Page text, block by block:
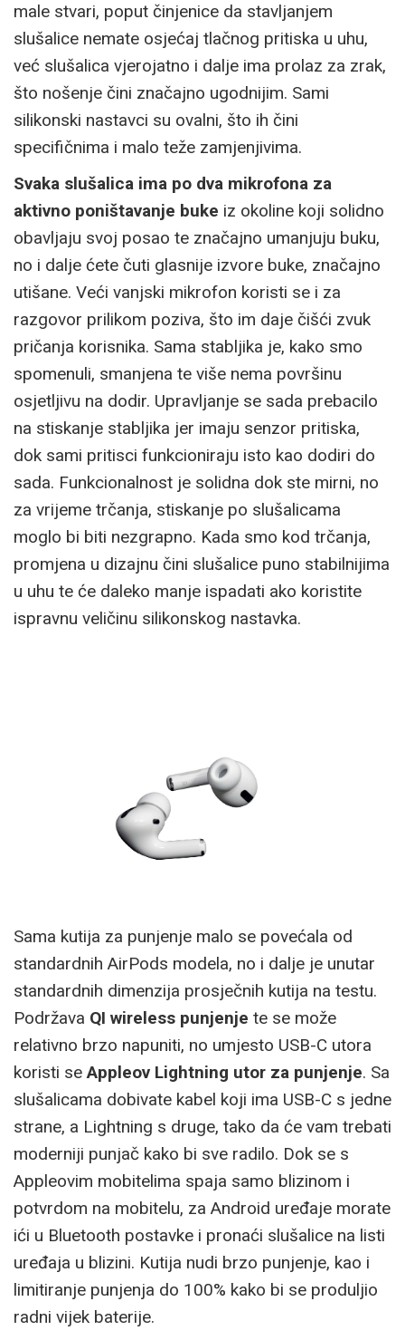
male stvari, poput činjenice da stavljanjem
slušalice nemate osjećaj tlačnog pritiska u uhu,
već slušalica vjerojatno i dalje ima prolaz za zrak,
što nošenje čini značajno ugodnijim. Sami
silikonski nastavci su ovalni, što ih čini
specifičnima i malo teže zamjenjivima.
Svaka slušalica ima po dva mikrofona za
aktivno poništavanje buke iz okoline koji solidno
obavljaju svoj posao te značajno umanjuju buku,
no i dalje ćete čuti glasnije izvore buke, značajno
utišane. Veći vanjski mikrofon koristi se i za
razgovor prilikom poziva, što im daje čišći zvuk
pričanja korisnika. Sama stabljika je, kako smo
spomenuli, smanjena te više nema površinu
osjetljivu na dodir. Upravljanje se sada prebacilo
na stiskanje stabljika jer imaju senzor pritiska,
dok sami pritisci funkcioniraju isto kao dodiri do
sada. Funkcionalnost je solidna dok ste mirni, no
za vrijeme trčanja, stiskanje po slušalicama
moglo bi biti nezgrapno. Kada smo kod trčanja,
promjena u dizajnu čini slušalice puno stabilnijima
u uhu te će daleko manje ispadati ako koristite
ispravnu veličinu silikonskog nastavka.
Sama kutija za punjenje malo se povećala od
standardnih AirPods modela, no i dalje je unutar
standardnih dimenzija prosječnih kutija na testu.
Podržava QI wireless punjenje te se može
relativno brzo napuniti, no umjesto USB-C utora
koristi seAppleov Lightning utor za punjenje. Sa
slušalicama dobivate kabel koji ima USB-C s jedne
strane, a Lightning s druge, tako da će vam trebati
moderniji punjač kako bi sve radilo. Dok se s
Appleovim mobitelima spaja samo blizinom i
potvrdom na mobitelu, za Android uređaje morate
ići u Bluetooth postavke i pronaći slušalice na listi
uređaja u blizini. Kutija nudi brzo punjenje, kao i
limitiranje punjenja do 100% kako bi se produljio
radni vijek baterije.